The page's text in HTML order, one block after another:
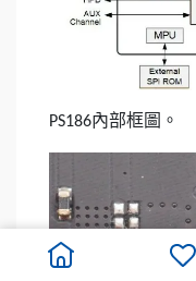
PS186內部框圖。